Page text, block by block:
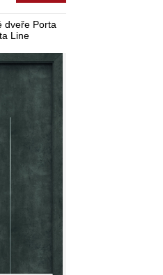
dveře Porta
Line